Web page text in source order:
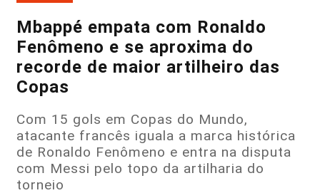
Mbappé empata com Ronaldo
Fenômeno e se aproxima do
recorde de maior artilheiro das
Copas
Com 15 gols em Copas do Mundo,
atacante francês iguala a marca histórica
de Ronaldo Fenômeno e entra na disputa
com Messi pelo topo da artilharia do
torneio